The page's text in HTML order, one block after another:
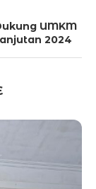
UMKM
2024